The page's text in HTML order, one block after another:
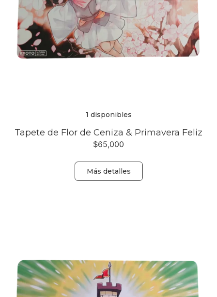
1 disponibles
Tapete de Flor de Ceniza & Primavera Feliz
$65,000
Más detalles